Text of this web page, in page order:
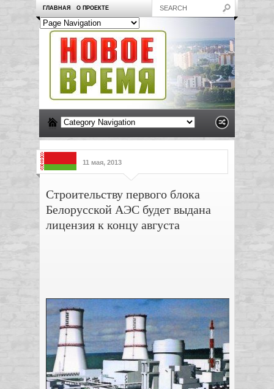
ГЛАВНАЯ О ПРОЕКТЕ
11 мая, 2013
Строительству первого блока
Белорусской АЭС будет выдана
лицензия к концу августа